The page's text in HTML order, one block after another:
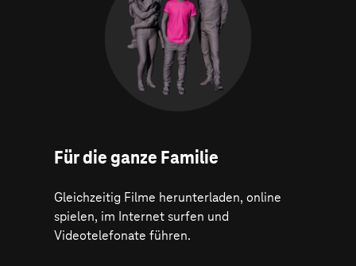
Für die ganze Familie
Gleichzeitig Filme herunterladen, online
spielen, im Internet surfen und
Videotelefonate führen.